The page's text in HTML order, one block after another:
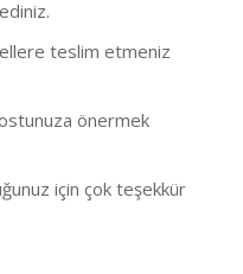
teslim etmeniz
önermek
için çok teşekkür